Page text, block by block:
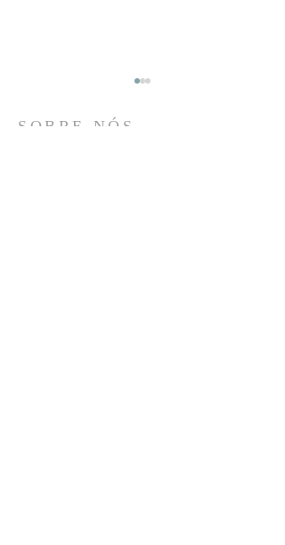
SOBRE NÓS